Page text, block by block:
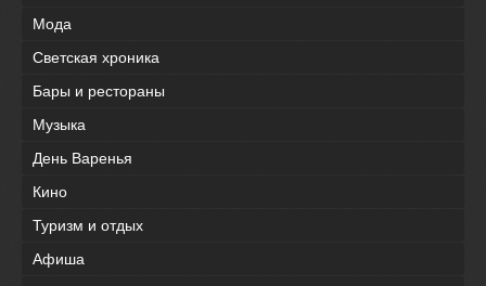
Мода
Светская хроника
Бары и рестораны
Музыка
День Варенья
Кино
Туризм и отдых
Афиша